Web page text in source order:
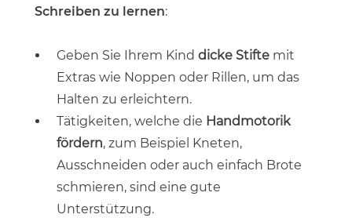
Schreiben zu lernen:
Geben Sie Ihrem Kind dicke Stifte mit
Extras wie Noppen oder Rillen, um das
Halten zu erleichtern.
Tätigkeiten, welche die Handmotorik
fördern, zum Beispiel Kneten,
Ausschneiden oder auch einfach Brote
schmieren, sind eine gute
Unterstützung.